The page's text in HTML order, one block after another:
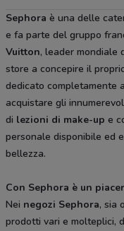
Sephora è una delle
e fa parte del gruppo
Vuitton, leader mondiale
store a concepire il
dedicato completamente
acquistare gli
di lezioni di make-up e
personale disponibile ed
bellezza.
Con Sephora è un
Nei negozi Sephora, sia
prodotti vari e molteplici,